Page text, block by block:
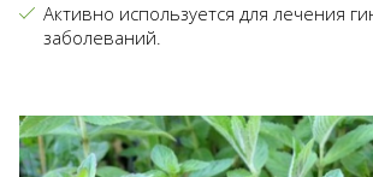
Активно используется для лечения
заболеваний.